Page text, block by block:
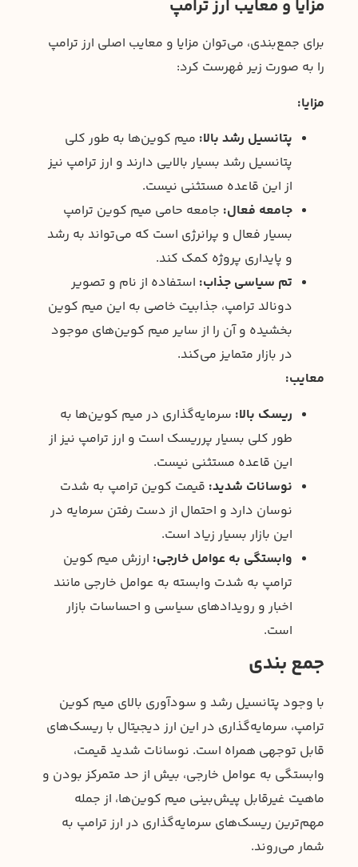
مزایا و معایب ارز ترامپ
برای جمع‌بندی، می‌توان مزایا و معایب اصلی ارز ترامپ
را به صورت زیر فهرست کرد:
مزایا:
پتانسیل رشد بالا: میم کوین‌ها به طور کلی
پتانسیل رشد بسیار بالایی دارند و ارز ترامپ نیز
از این قاعده مستثنی نیست.
جامعه فعال: جامعه حامی میم کوین ترامپ
بسیار فعال و پرانرژی است که می‌تواند به رشد
و پایداری پروژه کمک کند.
تم سیاسی جذاب: استفاده از نام و تصویر
دونالد ترامپ، جذابیت خاصی به این میم کوین
بخشیده و آن را از سایر میم کوین‌های موجود
در بازار متمایز می‌کند.
معایب:
ریسک بالا: سرمایه‌گذاری در میم کوین‌ها به
طور کلی بسیار پرریسک است و ارز ترامپ نیز از
این قاعده مستثنی نیست.
نوسانات شدید: قیمت کوین ترامپ به شدت
نوسان دارد و احتمال از دست رفتن سرمایه در
این بازار بسیار زیاد است.
وابستگی به عوامل خارجی: ارزش میم کوین
ترامپ به شدت وابسته به عوامل خارجی مانند
اخبار و رویدادهای سیاسی و احساسات بازار
است.
جمع بندی
با وجود پتانسیل رشد و سودآوری بالای میم کوین
ترامپ، سرمایه‌گذاری در این ارز دیجیتال با ریسک‌های
قابل توجهی همراه است. نوسانات شدید قیمت،
وابستگی به عوامل خارجی، بیش از حد متمرکز بودن و
ماهیت غیرقابل پیش‌بینی میم کوین‌ها، از جمله
مهم‌ترین ریسک‌های سرمایه‌گذاری در ارز ترامپ به
شمار می‌روند.